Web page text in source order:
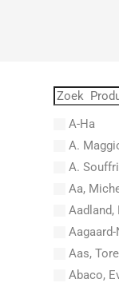
A-Ha
A.
A.
Aa,
Aadland,
Aas,
Abaco,